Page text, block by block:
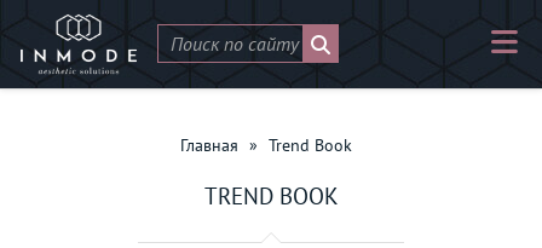
Главная » Trend Book
TREND BOOK